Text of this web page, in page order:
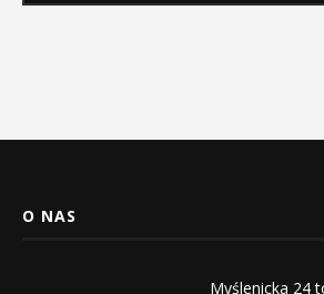
O NAS
Myślenicka 24